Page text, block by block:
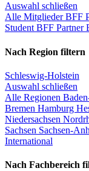
Auswahl schließen
Alle MitgliederBFF
Student BFF Partner
Nach Region filtern
Schleswig-Holstein
Auswahl schließen
Alle Regionen
Bremen Hamburg
Niedersachsen
Sachsen Sachsen-
International
Nach Fachbereich